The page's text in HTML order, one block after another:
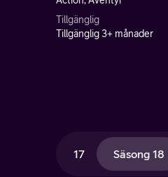
Tillgänglig
Tillgänglig 3+ månader
17 Säsong 18